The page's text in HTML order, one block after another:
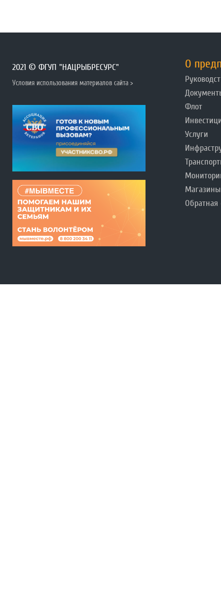
2021 © ФГУП "НАЦРЫБРЕСУРС"
Условия использования материалов сайта >
О
Флот
Услуги
Магазины
Обратная